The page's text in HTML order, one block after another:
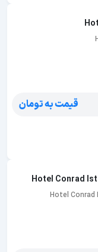
قیمت به تومان
Hotel Conrad
Hotel Conrad